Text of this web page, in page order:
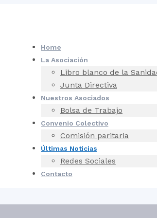
Home
La Asociación
Libro blanco de la
Junta Directiva
Nuestros Asociados
Bolsa de Trabajo
Convenio Colectivo
Comisión paritaria
Últimas Noticias
Redes Sociales
Contacto